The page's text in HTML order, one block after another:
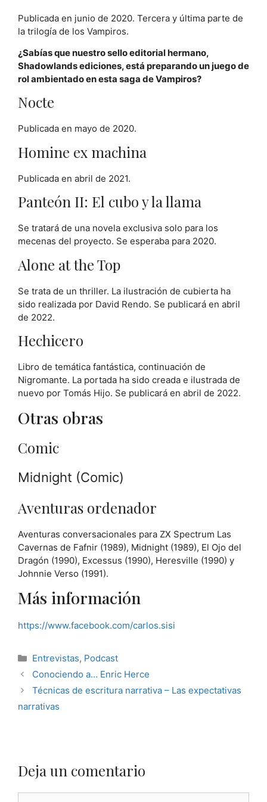
Publicada en junio de 2020. Tercera y última parte de
la trilogía de los Vampiros.
¿Sabías que nuestro sello editorial hermano,
Shadowlands ediciones, está preparando un juego de
rol ambientado en esta saga de Vampiros?
Nocte
Publicada en mayo de 2020.
Homine ex machina
Publicada en abril de 2021.
Panteón II: El cubo y la llama
Se tratará de una novela exclusiva solo para los
mecenas del proyecto. Se esperaba para 2020.
Alone at the Top
Se trata de un thriller. La ilustración de cubierta ha
sido realizada por David Rendo. Se publicará en abril
de 2022.
Hechicero
Libro de temática fantástica, continuación de
Nigromante. La portada ha sido creada e ilustrada de
nuevo por Tomás Hijo. Se publicará en abril de 2022.
Otras obras
Comic
Midnight (Comic)
Aventuras ordenador
Aventuras conversacionales para ZX Spectrum Las
Cavernas de Fafnir (1989), Midnight (1989), El Ojo del
Dragón (1990), Excessus (1990), Heresville (1990) y
Johnnie Verso (1991).
Más información
https://www.facebook.com/carlos.sisi
Categorías
Entrevistas, Podcast
Conociendo a… Enric Herce
Técnicas de escritura narrativa – Las expectativas
narrativas
Deja un comentario